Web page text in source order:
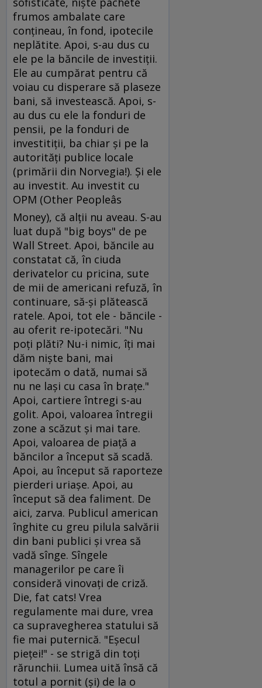
frumos ambalate care
conţineau, în fond, ipotecile
neplătite. Apoi, s-au dus cu
ele pe la băncile de investiţii.
Ele au cumpărat pentru că
voiau cu disperare să plaseze
bani, să investească. Apoi, s-
au dus cu ele la fonduri de
pensii, pe la fonduri de
investitiţii, ba chiar şi pe la
autorităţi publice locale
(primării din Norvegia!). Şi ele
au investit. Au investit cu
OPM (Other Peopleâs
Money), că alţii nu aveau. S-au
luat după "big boys" de pe
Wall Street. Apoi, băncile au
constatat că, în ciuda
derivatelor cu pricina, sute
de mii de americani refuză, în
continuare, să-şi plătească
ratele. Apoi, tot ele - băncile -
au oferit re-ipotecări. "Nu
poţi plăti? Nu-i nimic, îţi mai
dăm nişte bani, mai
ipotecăm o dată, numai să
nu ne laşi cu casa în braţe."
Apoi, cartiere întregi s-au
golit. Apoi, valoarea întregii
zone a scăzut şi mai tare.
Apoi, valoarea de piaţă a
băncilor a început să scadă.
Apoi, au început să raporteze
pierderi uriaşe. Apoi, au
început să dea faliment. De
aici, zarva. Publicul american
înghite cu greu pilula salvării
din bani publici şi vrea să
vadă sînge. Sîngele
managerilor pe care îi
consideră vinovaţi de criză.
Die, fat cats! Vrea
regulamente mai dure, vrea
ca supravegherea statului să
fie mai puternică. "Eşecul
pieţei!" - se strigă din toţi
rărunchii. Lumea uită însă că
totul a pornit (şi) de la o